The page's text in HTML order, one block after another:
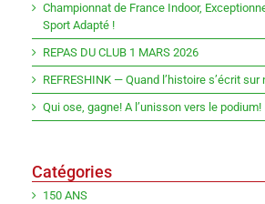
Championnat de France Indoor,
Sport Adapté !
REPAS DU CLUB 1 MARS 2026
REFRESHINK — Quand l’histoire s’écrit sur
Qui ose, gagne! A l’unisson vers le podium!
Catégories
150 ANS